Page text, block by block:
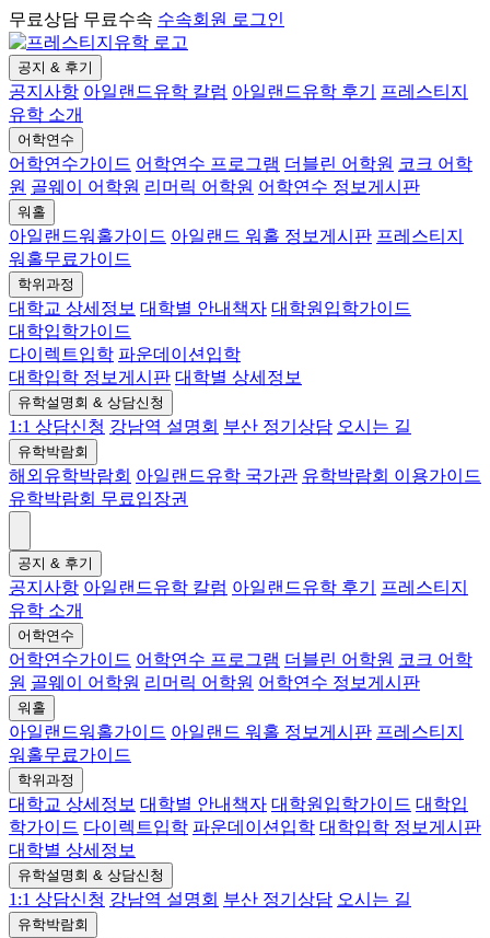
무료상담 무료수속 수속회원 로그인
공지 & 후기
공지사항 아일랜드유학 칼럼 아일랜드유학 후기
프레스티지
유학 소개
어학연수
어학연수가이드 어학연수 프로그램 더블린 어학원 코크 어학
원 골웨이 어학원 리머릭 어학원 어학연수 정보게시판
워홀
아일랜드워홀가이드 아일랜드 워홀 정보게시판 프레스티지
워홀무료가이드
학위과정
대학교 상세정보 대학별 안내책자 대학원입학가이드
대학입학가이드
다이렉트입학 파운데이션입학
대학입학 정보게시판 대학별 상세정보
유학설명회 & 상담신청
1:1 상담신청 강남역 설명회 부산 정기상담 오시는 길
유학박람회
해외유학박람회 아일랜드유학 국가관 유학박람회 이용가이드
유학박람회 무료입장권
공지 & 후기
공지사항 아일랜드유학 칼럼 아일랜드유학 후기
프레스티지
유학 소개
어학연수
어학연수가이드 어학연수 프로그램 더블린 어학원 코크 어학
원 골웨이 어학원 리머릭 어학원 어학연수 정보게시판
워홀
아일랜드워홀가이드 아일랜드 워홀 정보게시판 프레스티지
워홀무료가이드
학위과정
대학교 상세정보 대학별 안내책자 대학원입학가이드 대학입
학가이드 다이렉트입학 파운데이션입학 대학입학 정보게시판
대학별 상세정보
유학설명회 & 상담신청
1:1 상담신청 강남역 설명회 부산 정기상담 오시는 길
유학박람회